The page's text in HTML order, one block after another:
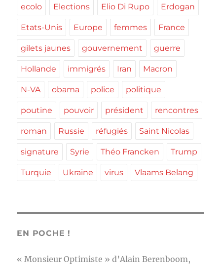
ecolo Elections Elio Di Rupo Erdogan
Etats-Unis Europe femmes France
gilets jaunes gouvernement guerre
Hollande immigrés Iran Macron
N-VA obama police politique
poutine pouvoir président rencontres
roman Russie réfugiés Saint Nicolas
signature Syrie Théo Francken Trump
Turquie Ukraine virus Vlaams Belang
EN POCHE !
« Monsieur Optimiste » d’Alain Berenboom,